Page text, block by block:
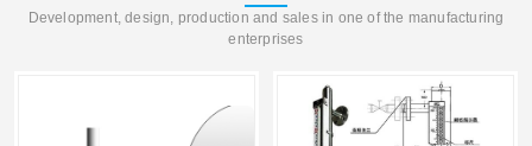
Development, design, production and sales in one of the manufacturing
enterprises